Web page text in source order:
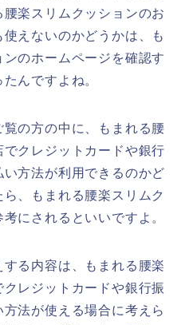
楽スリムクッションのお
えないのかどうかは、も
のホームページを確認す
んですよね。
の方の中に、もまれる腰
クレジットカードや銀行
方法が利用できるのかど
、もまれる腰楽スリムク
にされるといいですよ。
る内容は、もまれる腰楽
レジットカードや銀行振
法が使える場合に考えら